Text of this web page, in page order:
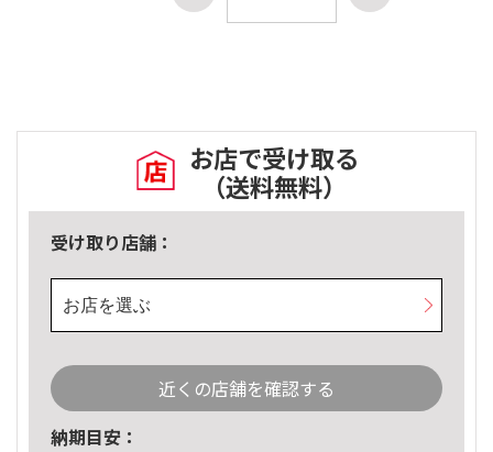
お店で受け取る
（送料無料）
受け取り店舗：
お店を選ぶ
近くの店舗を確認する
納期目安：